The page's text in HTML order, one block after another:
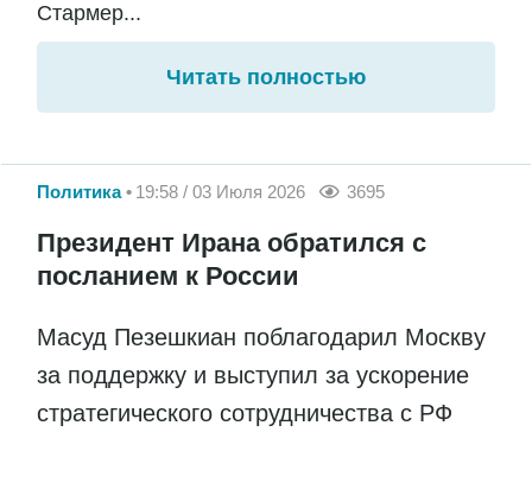
Стармер...
Читать полностью
Политика 19:58 / 03 Июля 2026 3695
Президент Ирана обратился с
посланием к России
Масуд Пезешкиан поблагодарил Москву
за поддержку и выступил за ускорение
стратегического сотрудничества с РФ